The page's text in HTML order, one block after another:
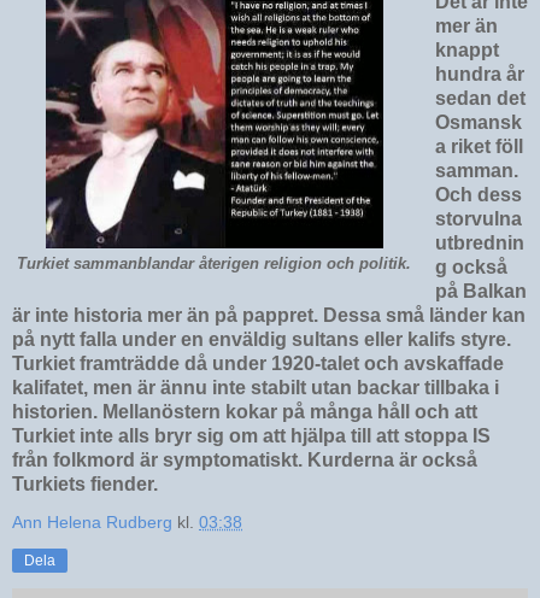
Turkiet sammanblandar återigen religion och politik.
mer än
knappt
hundra år
sedan det
Osmansk
a riket föll
samman.
Och dess
storvulna
utbrednin
g också
på Balkan
är inte historia mer än på pappret. Dessa små länder kan
på nytt falla under en enväldig sultans eller kalifs styre.
Turkiet framträdde då under 1920-talet och avskaffade
kalifatet, men är ännu inte stabilt utan backar tillbaka i
historien. Mellanöstern kokar på många håll och att
Turkiet inte alls bryr sig om att hjälpa till att stoppa IS
från folkmord är symptomatiskt. Kurderna är också
Turkiets fiender.
Ann Helena Rudberg kl. 03:38
Dela